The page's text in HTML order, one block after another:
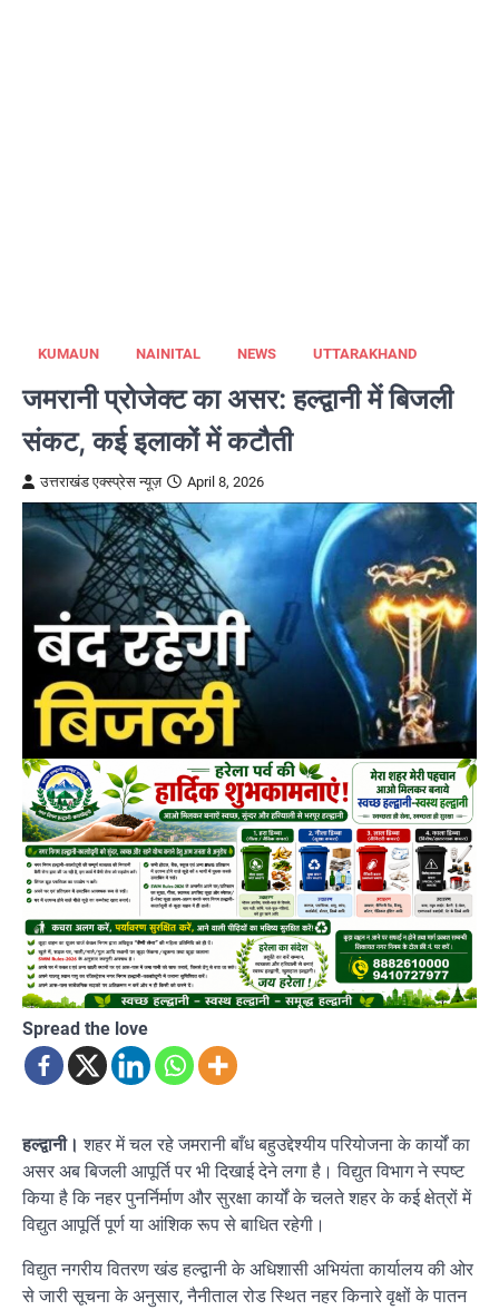
KUMAUN NAINITAL NEWS UTTARAKHAND
जमरानी प्रोजेक्ट का असर: हल्द्वानी में बिजली
संकट, कई इलाकों में कटौती
उत्तराखंड एक्स्प्रेस न्यूज़ April 8, 2026
Spread the love
हल्द्वानी। शहर में चल रहे जमरानी बाँध बहुउद्देश्यीय परियोजना के कार्यों का
असर अब बिजली आपूर्ति पर भी दिखाई देने लगा है। विद्युत विभाग ने स्पष्ट
किया है कि नहर पुनर्निर्माण और सुरक्षा कार्यों के चलते शहर के कई क्षेत्रों में
विद्युत आपूर्ति पूर्ण या आंशिक रूप से बाधित रहेगी।
विद्युत नगरीय वितरण खंड हल्द्वानी के अधिशासी अभियंता कार्यालय की ओर
से जारी सूचना के अनुसार, नैनीताल रोड स्थित नहर किनारे वृक्षों के पातन